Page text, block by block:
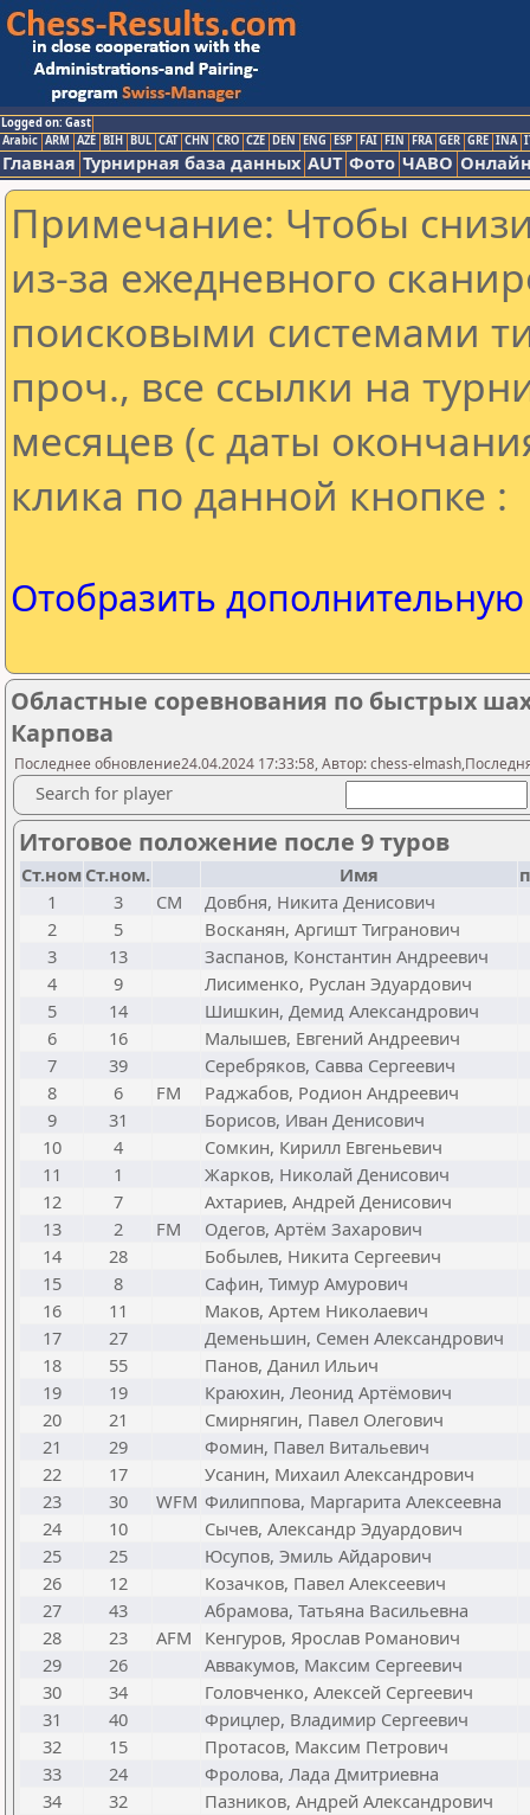
Logged on: Gast
Arabic ARM AZE BIH BUL CAT CHN CRO CZE DEN ENG ESP FAI FIN FRA GER GRE INA
Главная Турнирная база данных AUT Фото ЧАВО
Примечание: Чтобы
из-за ежедневного
поисковыми системами
проч., все ссылки на
месяцев (с даты
клика по данной кнопке :
Отобразить
Областные соревнования по быстрых
Карпова
Последнее обновление24.04.2024 17:33:58, Автор: chess-
Search for player
Итоговое положение после 9 туров
Ст.ном Ст.ном. Имя
1
3 CM
Довбня, Никита Денисович
2
5
Восканян, Аргишт Тигранович
3
13
Заспанов, Константин Андреевич
4
9
Лисименко, Руслан Эдуардович
5
14
Шишкин, Демид Александрович
6
16
Малышев, Евгений Андреевич
7
39
Серебряков, Савва Сергеевич
8
6 FM
Раджабов, Родион Андреевич
9
31
Борисов, Иван Денисович
10
4
Сомкин, Кирилл Евгеньевич
11
1
Жарков, Николай Денисович
12
7
Ахтариев, Андрей Денисович
13
2 FM
Одегов, Артём Захарович
14
28
Бобылев, Никита Сергеевич
15
8
Сафин, Тимур Амурович
16
11
Маков, Артем Николаевич
17
27
Деменьшин, Семен Александрович
18
55
Панов, Данил Ильич
19
19
Краюхин, Леонид Артёмович
20
21
Смирнягин, Павел Олегович
21
29
Фомин, Павел Витальевич
22
17
Усанин, Михаил Александрович
23
30 WFM Филиппова, Маргарита Алексеевна
24
10
Сычев, Александр Эдуардович
25
25
Юсупов, Эмиль Айдарович
26
12
Козачков, Павел Алексеевич
27
43 Абрамова, Татьяна Васильевна
28
23 AFM
Кенгуров, Ярослав Романович
29
26
Аввакумов, Максим Сергеевич
30
34
Головченко, Алексей Сергеевич
31
40
Фрицлер, Владимир Сергеевич
32
15
Протасов, Максим Петрович
33
24 Фролова, Лада Дмитриевна
34
32
Пазников, Андрей Александрович